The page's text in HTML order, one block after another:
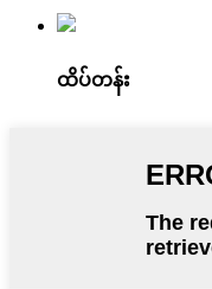
ထိပ်တန်း